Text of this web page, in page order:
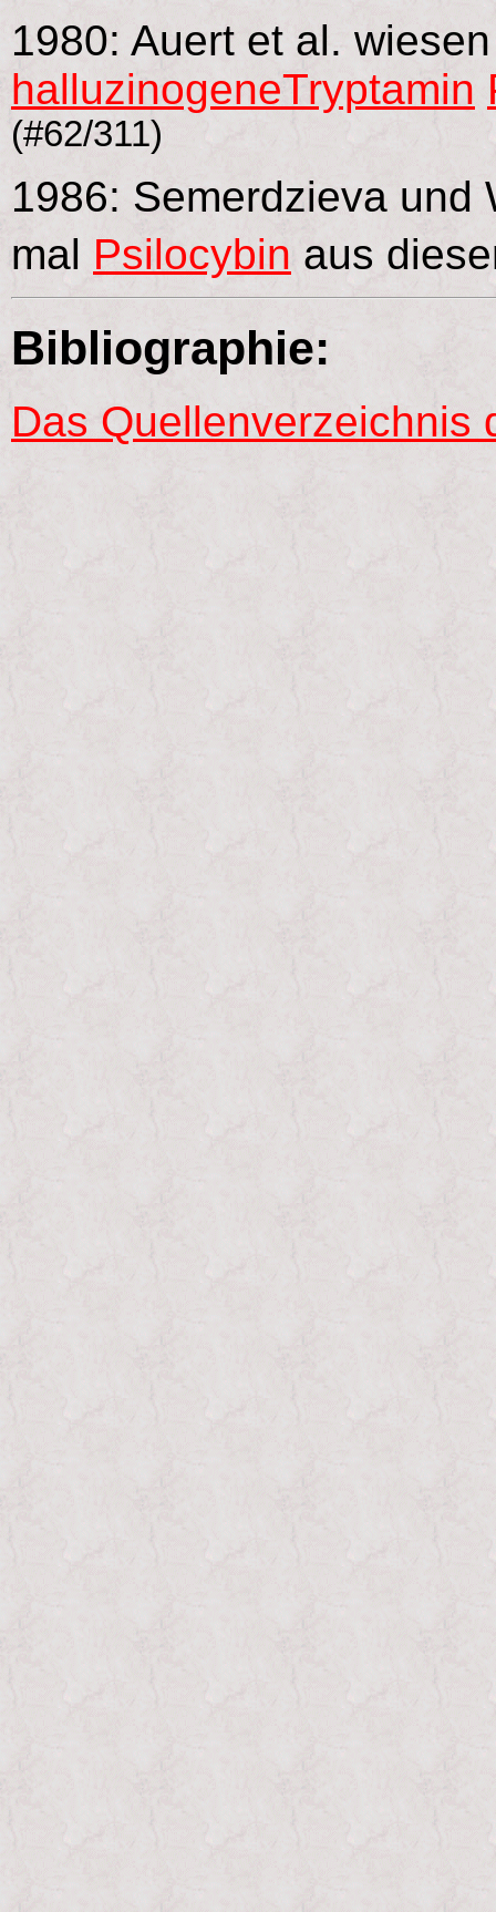
1980: Auert et al.
halluzinogeneTryptamin
(#62/311)
1986: Semerdzieva und
mal Psilocybin aus
Bibliographie:
Das Quellenverzeichnis